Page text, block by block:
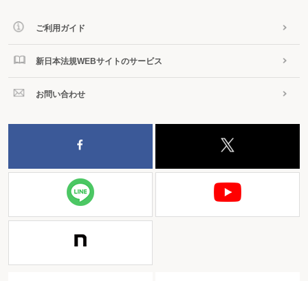
ご利用ガイド
新日本法規WEBサイトのサービス
お問い合わせ